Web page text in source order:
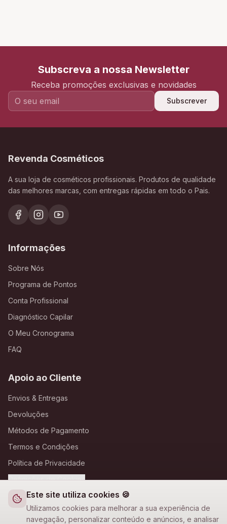
Este site utiliza cookies 🍪
Utilizamos cookies para melhorar a sua experiência de
navegação, personalizar conteúdo e anúncios, e analisar
Subscreva a nossa Newsletter
Receba promoções exclusivas e novidades
Subscrever
Revenda Cosméticos
A sua loja de cosméticos profissionais. Produtos de qualidade
das melhores marcas, com entregas rápidas em todo o Pais.
Informações
Sobre Nós
Programa de Pontos
Conta Profissional
Diagnóstico Capilar
O Meu Cronograma
FAQ
Apoio ao Cliente
Envios & Entregas
Devoluções
Métodos de Pagamento
Termos e Condições
Política de Privacidade
Definições de Cookies
A Loja Nova